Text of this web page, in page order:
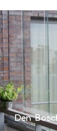
Den